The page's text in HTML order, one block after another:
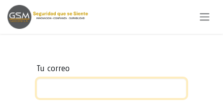
Ir al contenido
Tu correo